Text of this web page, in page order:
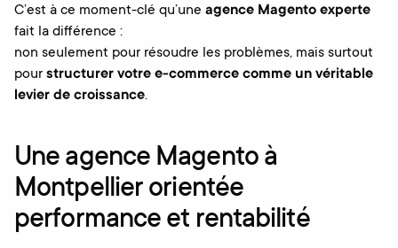
C’est à ce moment-clé qu’une agence Magento experte
fait la différence :
non seulement pour résoudre les problèmes, mais surtout
pour structurer votre e-commerce comme un véritable
levier de croissance.
Une agence Magento à
Montpellier orientée
performance et rentabilité